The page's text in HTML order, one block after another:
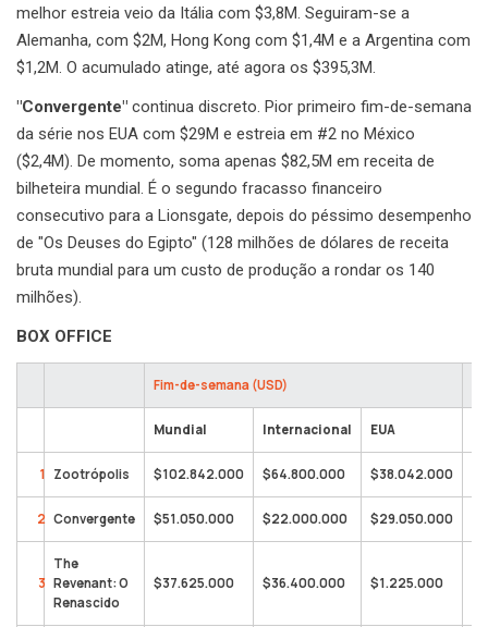
melhor estreia veio da Itália com $3,8M. Seguiram-se a
Alemanha, com $2M, Hong Kong com $1,4M e a Argentina com
$1,2M. O acumulado atinge, até agora os $395,3M.
"Convergente" continua discreto. Pior primeiro fim-de-semana
da série nos EUA com $29M e estreia em #2 no México
($2,4M). De momento, soma apenas $82,5M em receita de
bilheteira mundial. É o segundo fracasso financeiro
consecutivo para a Lionsgate, depois do péssimo desempenho
de "Os Deuses do Egipto" (128 milhões de dólares de receita
bruta mundial para um custo de produção a rondar os 140
milhões).
BOX OFFICE
Fim-de-semana (USD)
Mundial Internacional EUA
1 Zootrópolis $102.842.000 $64.800.000 $38.042.000
2 Convergente $51.050.000 $22.000.000 $29.050.000
3
The
Revenant: O
Renascido
$37.625.000 $36.400.000 $1.225.000